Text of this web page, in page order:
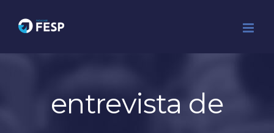
para
conteúdo
entrevista de